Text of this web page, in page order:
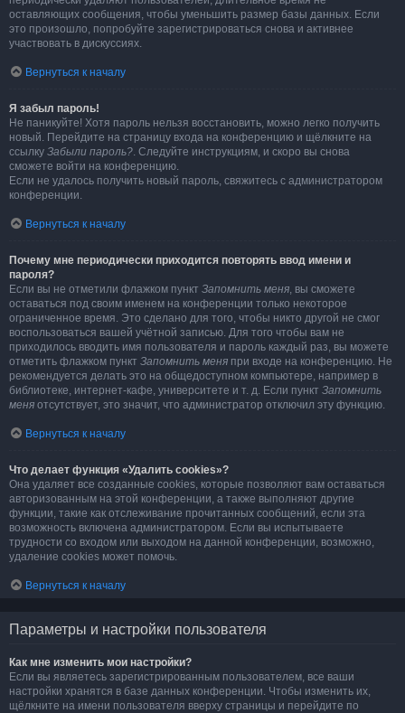
оставляющих сообщения, чтобы уменьшить размер базы данных. Если
это произошло, попробуйте зарегистрироваться снова и активнее
участвовать в дискуссиях.
Вернуться к началу
Я забыл пароль!
Не паникуйте! Хотя пароль нельзя восстановить, можно легко получить
новый. Перейдите на страницу входа на конференцию и щёлкните на
ссылку Забыли пароль?. Следуйте инструкциям, и скоро вы снова
сможете войти на конференцию.
Если не удалось получить новый пароль, свяжитесь с администратором
конференции.
Вернуться к началу
Почему мне периодически приходится повторять ввод имени и
пароля?
Если вы не отметили флажком пункт Запомнить меня, вы сможете
оставаться под своим именем на конференции только некоторое
ограниченное время. Это сделано для того, чтобы никто другой не смог
воспользоваться вашей учётной записью. Для того чтобы вам не
приходилось вводить имя пользователя и пароль каждый раз, вы можете
отметить флажком пункт Запомнить меня при входе на конференцию. Не
рекомендуется делать это на общедоступном компьютере, например в
библиотеке, интернет-кафе, университете и т. д. Если пункт Запомнить
меня отсутствует, это значит, что администратор отключил эту функцию.
Вернуться к началу
Что делает функция «Удалить cookies»?
Она удаляет все созданные cookies, которые позволяют вам оставаться
авторизованным на этой конференции, а также выполняют другие
функции, такие как отслеживание прочитанных сообщений, если эта
возможность включена администратором. Если вы испытываете
трудности со входом или выходом на данной конференции, возможно,
удаление cookies может помочь.
Вернуться к началу
Параметры и настройки пользователя
Как мне изменить мои настройки?
Если вы являетесь зарегистрированным пользователем, все ваши
настройки хранятся в базе данных конференции. Чтобы изменить их,
щёлкните на имени пользователя вверху страницы и перейдите по